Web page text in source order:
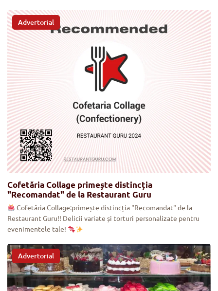
Advertorial
Cofetăria Collage primește distincția
"Recomandat" de la Restaurant Guru
Cofetăria Collage:primește distincția "Recomandat" de la
Restaurant Guru!! Delicii variate și torturi personalizate pentru
evenimentele tale!
Advertorial